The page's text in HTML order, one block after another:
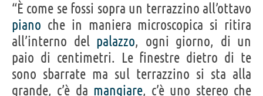
“È come se fossi sopra un terrazzino all’ottavo
piano che in maniera microscopica si ritira
all’interno del palazzo, ogni giorno, di un
paio di centimetri. Le finestre dietro di te
sono sbarrate ma sul terrazzino si sta alla
grande, c’è da mangiare, c’è uno stereo che